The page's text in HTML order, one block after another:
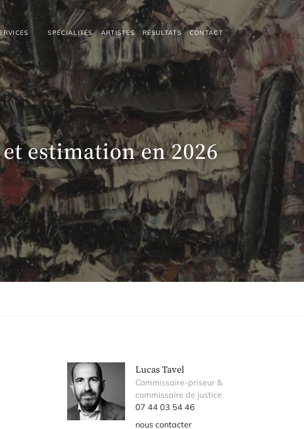
SPÉCIALITÉS ARTISTES RÉSULTATS CONTACT
estimation en 2026
Lucas Tavel
Commissaire-priseur &
commissaire de justice
07 44 03 54 46
nous contacter